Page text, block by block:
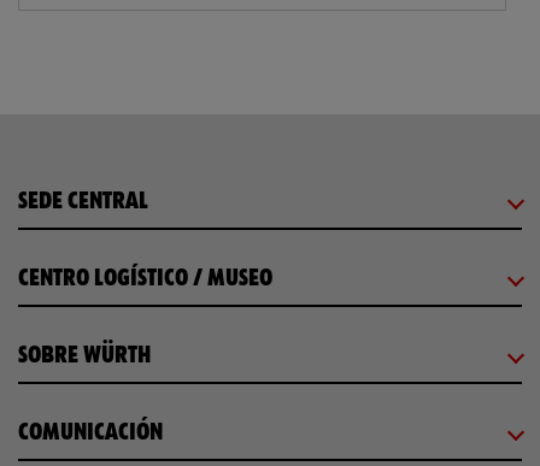
SEDE CENTRAL
CENTRO LOGÍSTICO / MUSEO
SOBRE WÜRTH
COMUNICACIÓN